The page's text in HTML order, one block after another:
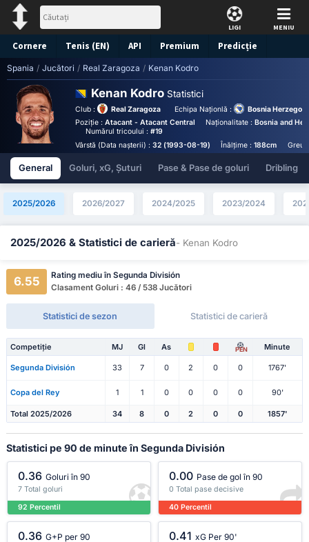
LIGI MENIU
Cornere Tenis (EN) API Premium Predicție
Spania / Jucători / Real Zaragoza / Kenan Kodro
Kenan Kodro Statistici
Club : Real Zaragoza Echipa Naționlă :
Bosnia
Poziție : Atacant - Atacant Central Naționalitate :Bosnia and
Numărul tricoului :#19
Vârstă (Data nașterii) : 32 (1993-08-19) Înălțime :188cm
General Goluri, xG, Șuturi Pase & Pase de goluri Dribling
2025/2026 2026/2027 2024/2025 2023/2024
2025/2026 & Statistici de carieră- Kenan Kodro
6.55
Rating mediu în Segunda División
Clasament Goluri : 46 / 538 Jucători
Statistici de sezon Statistici de carieră
Competiție MJ Gl As PEN Minute
Segunda División 33 7 0 2 0 0 1767'
Copa del Rey 1 1 0 0 0 0 90'
Total 2025/2026 34 8 0 2 0 0 1857'
Statistici pe 90 de minute în Segunda División
0.36 Goluri în 90
7 Total goluri
92 Percentil
0.00 Pase de gol în 90
0 Total pase decisive
40 Percentil
0.36 G+P per 90 0.41 xG Per 90'